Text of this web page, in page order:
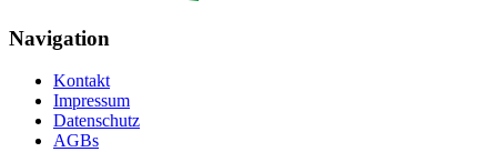
Navigation
Kontakt
Impressum
Datenschutz
AGBs